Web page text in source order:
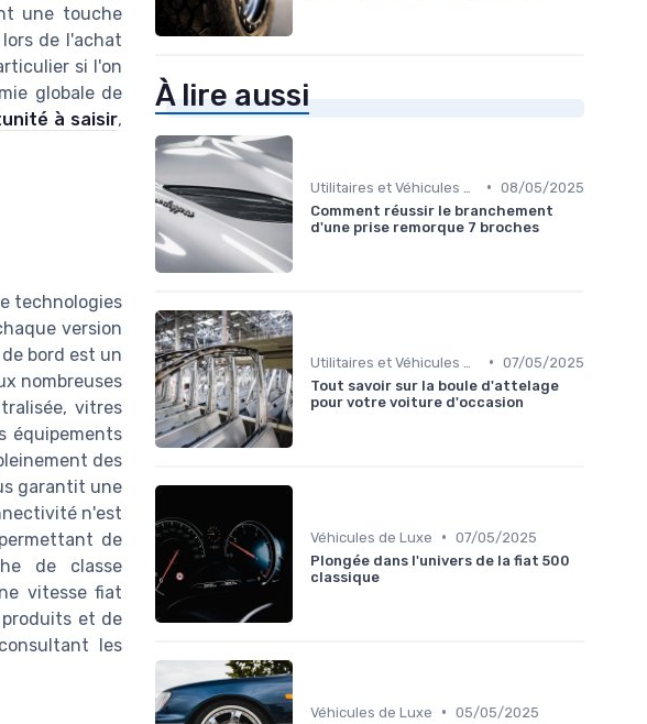
une touche
de l'achat
si l'on
globale de
à saisir,
technologies
version
bord est un
nombreuses
vitres
équipements
des
garantit une
n'est
de
de classe
vitesse fiat
produits et de
les
À lire aussi
• 08/05/2025
Comment réussir le branchement
d'une prise remorque 7 broches
• 07/05/2025
Tout savoir sur la boule d'attelage
pour votre voiture d'occasion
Véhicules de Luxe • 07/05/2025
Plongée dans l'univers de la fiat 500
classique
Véhicules de Luxe • 05/05/2025